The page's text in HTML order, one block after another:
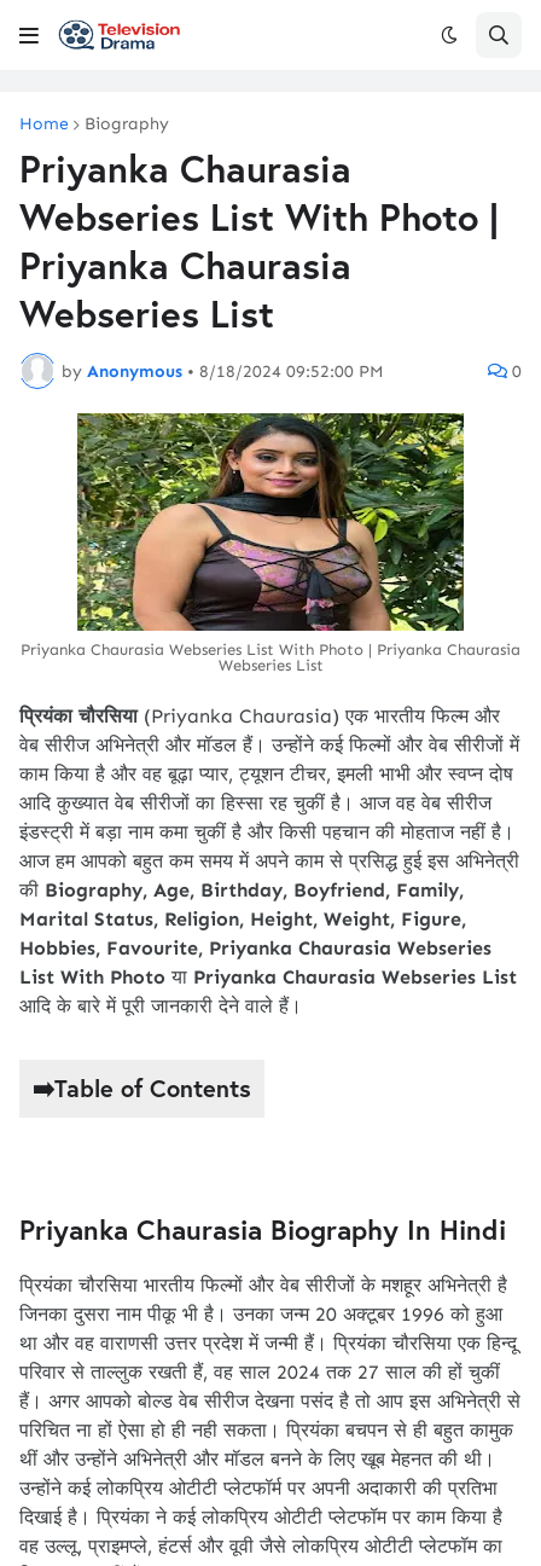
Home Biography
Priyanka Chaurasia
Webseries List With Photo |
Priyanka Chaurasia
Webseries List
by Anonymous • 8/18/2024 09:52:00 PM 0
Priyanka Chaurasia Webseries List With Photo | Priyanka Chaurasia
Webseries List
प्रियंका चौरसिया(Priyanka Chaurasia) एक भारतीय फिल्म और
वेब सीरीज अभिनेत्री और मॉडल हैं। उन्होंने कई फिल्मों और वेब सीरीजों में
काम किया है और वह बूढ़ा प्यार, ट्यूशन टीचर, इमली भाभी और स्वप्न दोष
आदि कुख्यात वेब सीरीजों का हिस्सा रह चुकीं है। आज वह वेब सीरीज
इंडस्ट्री में बड़ा नाम कमा चुकीं है और किसी पहचान की मोहताज नहीं है।
आज हम आपको बहुत कम समय में अपने काम से प्रसिद्ध हुई इस अभिनेत्री
की Biography, Age, Birthday, Boyfriend, Family,
Marital Status, Religion, Height, Weight, Figure,
Hobbies, Favourite, Priyanka Chaurasia Webseries
List With Photo या Priyanka Chaurasia Webseries List
आदि के बारे में पूरी जानकारी देने वाले हैं।
➡️Table of Contents
Priyanka Chaurasia Biography In Hindi
प्रियंका चौरसिया भारतीय फिल्मों और वेब सीरीजों के मशहूर अभिनेत्री है
जिनका दुसरा नाम पीकू भी है। उनका जन्म 20 अक्टूबर 1996 को हुआ
था और वह वाराणसी उत्तर प्रदेश में जन्मी हैं। प्रियंका चौरसिया एक हिन्दू
परिवार से ताल्लुक रखती हैं, वह साल 2024 तक 27 साल की हों चुकीं
हैं। अगर आपको बोल्ड वेब सीरीज देखना पसंद है तो आप इस अभिनेत्री से
परिचित ना हों ऐसा हो ही नही सकता। प्रियंका बचपन से ही बहुत कामुक
थीं और उन्होंने अभिनेत्री और मॉडल बनने के लिए खूब मेहनत की थी।
उन्होंने कई लोकप्रिय ओटीटी प्लेटफॉर्म पर अपनी अदाकारी की प्रतिभा
दिखाई है। प्रियंका ने कई लोकप्रिय ओटीटी प्लेटफॉम पर काम किया है
वह उल्लू, प्राइमप्ले, हंटर्स और वूवी जैसे लोकप्रिय ओटीटी प्लेटफॉम का